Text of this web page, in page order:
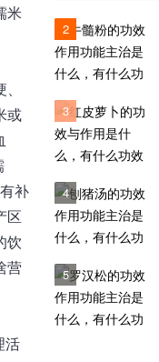
米
或
补
区
饮
营
活
2
3
4
5